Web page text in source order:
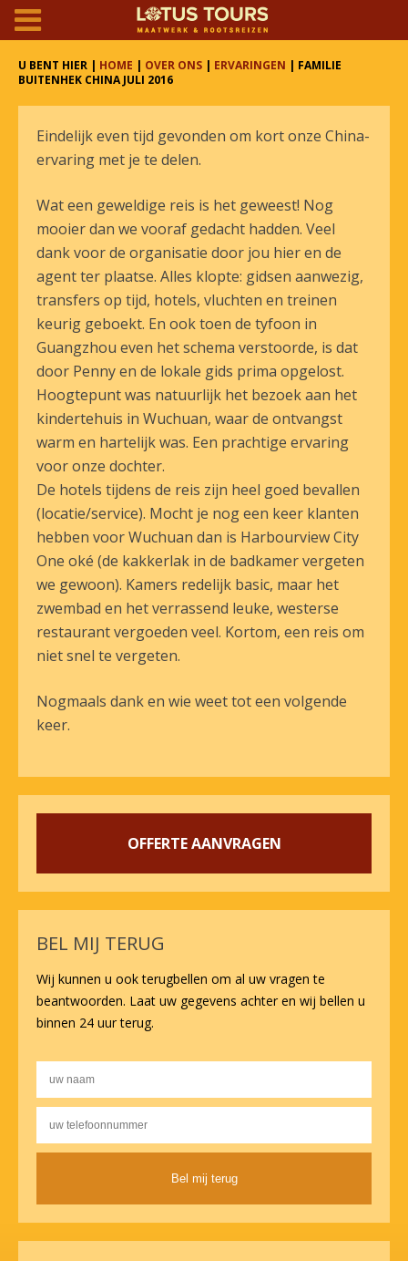
U BENT HIER | HOME | OVER ONS | ERVARINGEN | FAMILIE
BUITENHEK CHINA JULI 2016
Eindelijk even tijd gevonden om kort onze China-
ervaring met je te delen.
Wat een geweldige reis is het geweest! Nog
mooier dan we vooraf gedacht hadden. Veel
dank voor de organisatie door jou hier en de
agent ter plaatse. Alles klopte: gidsen aanwezig,
transfers op tijd, hotels, vluchten en treinen
keurig geboekt. En ook toen de tyfoon in
Guangzhou even het schema verstoorde, is dat
door Penny en de lokale gids prima opgelost.
Hoogtepunt was natuurlijk het bezoek aan het
kindertehuis in Wuchuan, waar de ontvangst
warm en hartelijk was. Een prachtige ervaring
voor onze dochter.
De hotels tijdens de reis zijn heel goed bevallen
(locatie/service). Mocht je nog een keer klanten
hebben voor Wuchuan dan is Harbourview City
One oké (de kakkerlak in de badkamer vergeten
we gewoon). Kamers redelijk basic, maar het
zwembad en het verrassend leuke, westerse
restaurant vergoeden veel. Kortom, een reis om
niet snel te vergeten.
Nogmaals dank en wie weet tot een volgende
keer.
OFFERTE AANVRAGEN
BEL MIJ TERUG
Wij kunnen u ook terugbellen om al uw vragen te
beantwoorden. Laat uw gegevens achter en wij bellen u
binnen 24 uur terug.